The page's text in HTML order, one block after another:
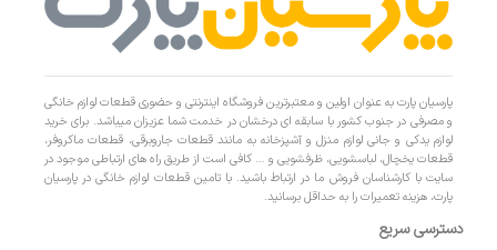
پارسیان پارت به عنوان اولین و معتبرترین فروشگاه اینترنتی و حضوری قطعات لوازم خانگی
و مصرفی در جنوب کشور با سابقه ای درخشان در خدمت شما عزیزان میباشد. برای خرید
لوازم یدکی و جانی لوازم منزل و آشپزخانه به مانند قطعات جاروبرقی، قطعات ماکروفر،
قطعات یخچال، لباسشویی، ظرفشویی و … کافی است از طریق راه های ارتباطی موجود در
سایت با کارشناسان فروش ما در ارتباط باشید. با تامین قطعات لوازم خانگی در پارسیان
پارت، هزینه تعمیرات را به حداقل برسانید.
دسترسی سریع